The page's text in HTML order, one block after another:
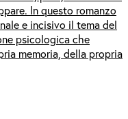
In questo romanzo
e incisivo il tema del
psicologica che
memoria, della propria